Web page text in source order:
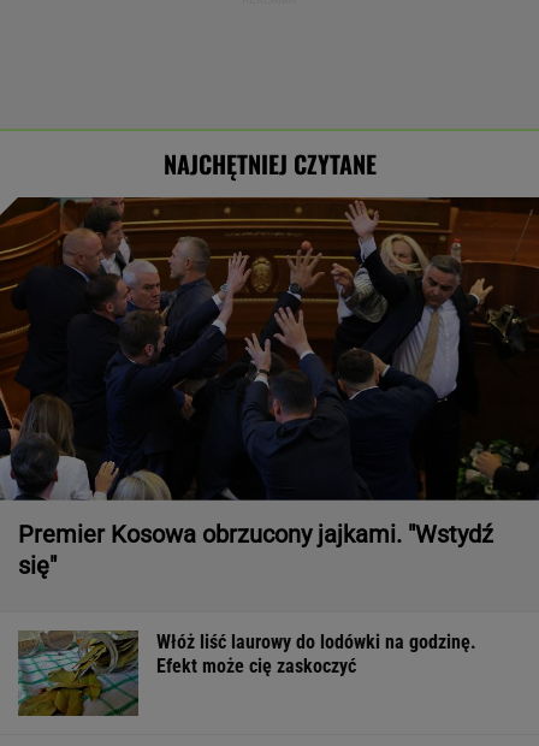
NAJCHĘTNIEJ CZYTANE
Premier Kosowa obrzucony jajkami. "Wstydź
się"
Włóż liść laurowy do lodówki na godzinę.
Efekt może cię zaskoczyć